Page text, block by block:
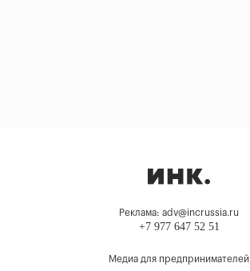
Реклама: adv@incrussia.ru
+7 977 647 52 51
Медиа для предпринимателей